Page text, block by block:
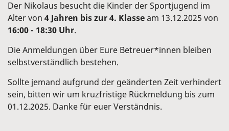
Der Nikolaus besucht die Kinder der Sportjugend im
Alter von 4 Jahren bis zur 4. Klasseam 13.12.2025 von
16:00 - 18:30 Uhr.
Die Anmeldungen über Eure Betreuer*innen bleiben
selbstverständlich bestehen.
Sollte jemand aufgrund der geänderten Zeit verhindert
sein, bitten wir um kruzfristige Rückmeldung bis zum
01.12.2025. Danke für euer Verständnis.